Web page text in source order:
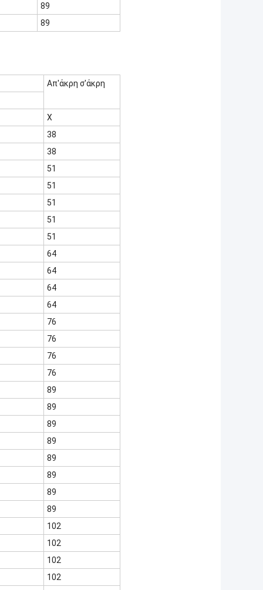
89
89
Απ'άκρη σ'άκρη
Χ
38
38
51
51
51
51
51
64
64
64
64
76
76
76
76
89
89
89
89
89
89
89
89
102
102
102
102